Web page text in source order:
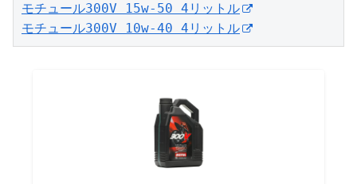
モチュール300V 15w-50 4リットル
モチュール300V 10w-40 4リットル